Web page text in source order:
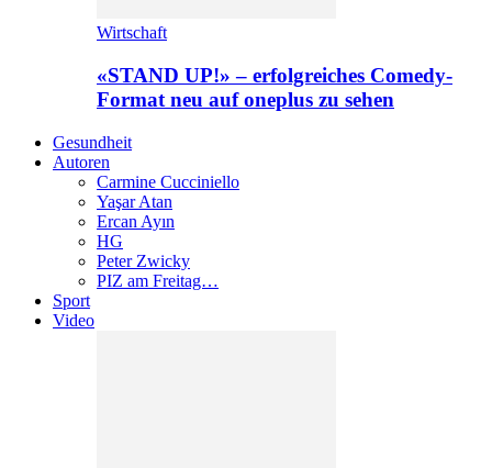
Wirtschaft
«STAND UP!» – erfolgreiches Comedy-
Format neu auf oneplus zu sehen
Gesundheit
Autoren
Carmine Cucciniello
Yaşar Atan
Ercan Ayın
HG
Peter Zwicky
PIZ am Freitag…
Sport
Video